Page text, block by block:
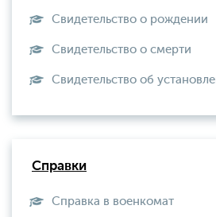
Свидетельство о рождении
Свидетельство о смерти
Свидетельство об
Справки
Справка в военкомат